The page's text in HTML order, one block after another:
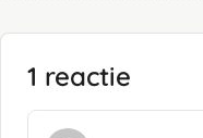
1 reactie